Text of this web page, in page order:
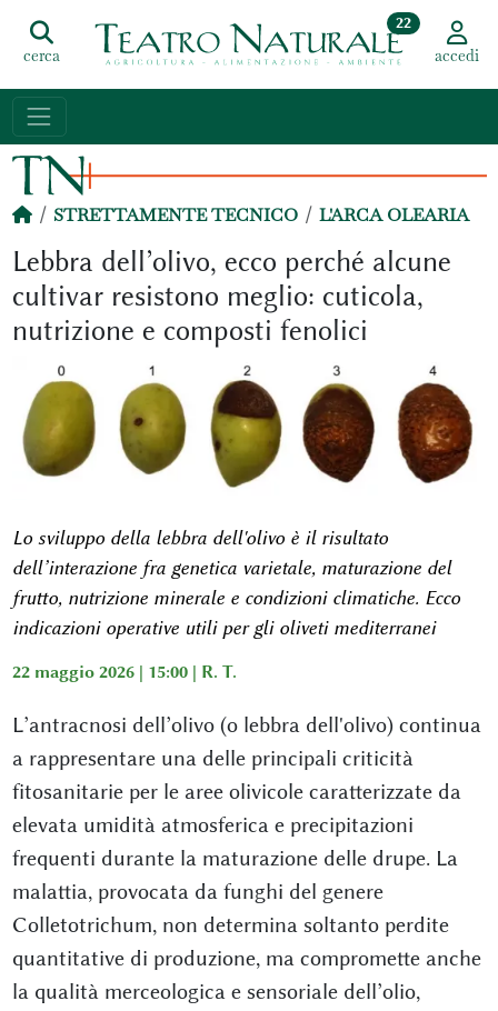
cerca
22
accedi
STRETTAMENTE TECNICO L'ARCA OLEARIA
Lebbra dell’olivo, ecco perché alcune
cultivar resistono meglio: cuticola,
nutrizione e composti fenolici
Lo sviluppo della lebbra dell'olivo è il risultato
dell’interazione fra genetica varietale, maturazione del
frutto, nutrizione minerale e condizioni climatiche. Ecco
indicazioni operative utili per gli oliveti mediterranei
22 maggio 2026 | 15:00 | R. T.
L’antracnosi dell’olivo (o lebbra dell'olivo) continua
a rappresentare una delle principali criticità
fitosanitarie per le aree olivicole caratterizzate da
elevata umidità atmosferica e precipitazioni
frequenti durante la maturazione delle drupe. La
malattia, provocata da funghi del genere
Colletotrichum, non determina soltanto perdite
quantitative di produzione, ma compromette anche
la qualità merceologica e sensoriale dell’olio,